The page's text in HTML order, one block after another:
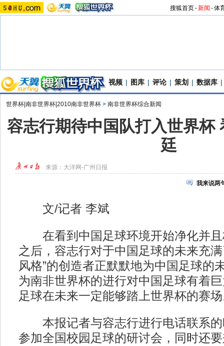
搜狐首页-新闻 -体
视频 | 图库 | 评论 | 策划 | 数据库 |
世界杯|南非世界杯|2010南非世界杯 > 南非世界杯综合新闻
容志行期待中国队打入世界杯
廷
来源： 大洋网-广州日报
我来说两
文/记者 李斌
在看到中国足球环境开始净化并且
之后，容志行对于中国足球的未来充
风格”的创造者正默默地为中国足球的
为南非世界杯的进行对中国足球有着
足球在未来一定能够踏上世界杯的赛
本报记者与容志行进行电话联系的
参加全国校园足球的研讨会，同时还